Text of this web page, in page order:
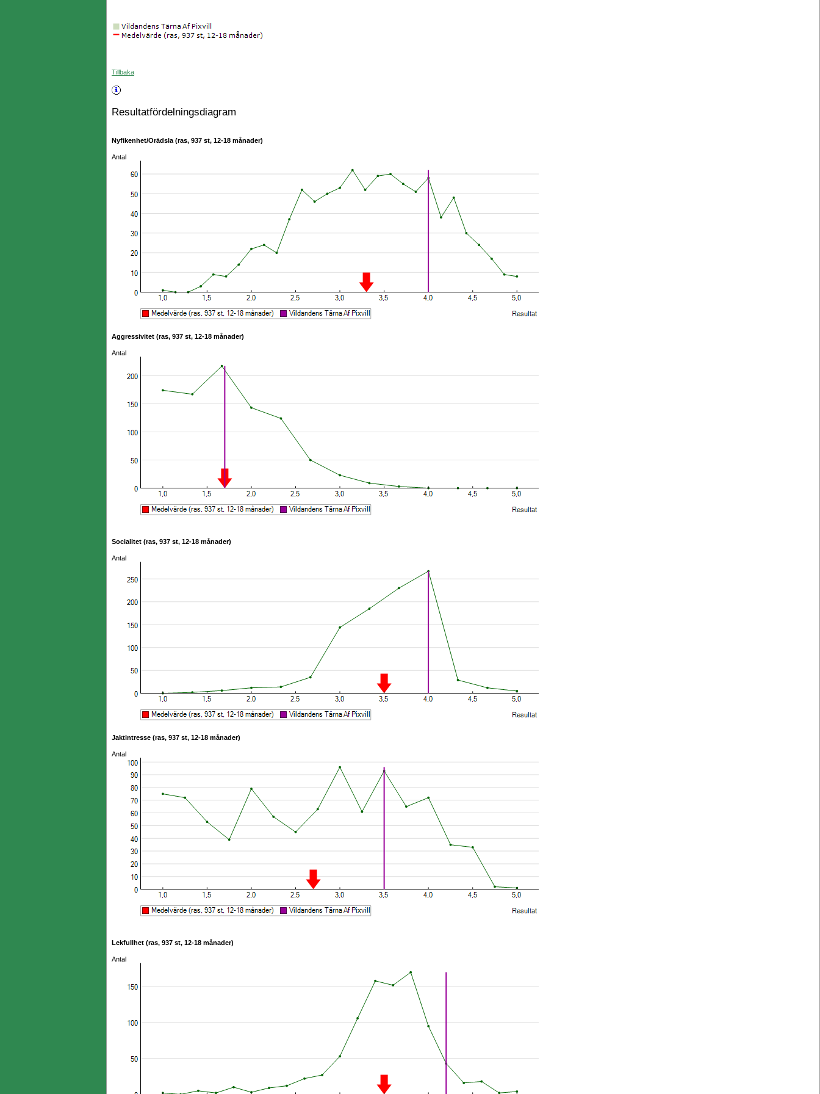
Tillbaka
Resultatfördelningsdiagram
Nyfikenhet/Orädsla (ras, 937 st, 12-18 månader)
Antal
Aggressivitet (ras, 937 st, 12-18 månader)
Antal
Socialitet (ras, 937 st, 12-18 månader)
Antal
Jaktintresse (ras, 937 st, 12-18 månader)
Antal
Lekfullhet (ras, 937 st, 12-18 månader)
Antal